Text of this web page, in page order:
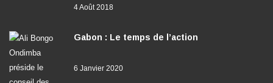
4 Août 2018
Gabon : Le temps de l’action
6 Janvier 2020